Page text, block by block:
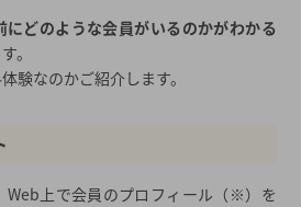
にどのような会員がいるのかがわかる
。
験なのかご紹介します。
Web上で会員のプロフィール（※）を